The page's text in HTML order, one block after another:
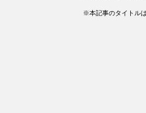
※本記事のタイトル